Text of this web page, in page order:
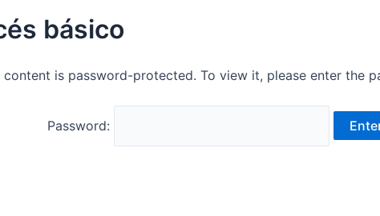
básico
content is password-protected. To view it, please enter the
Password: